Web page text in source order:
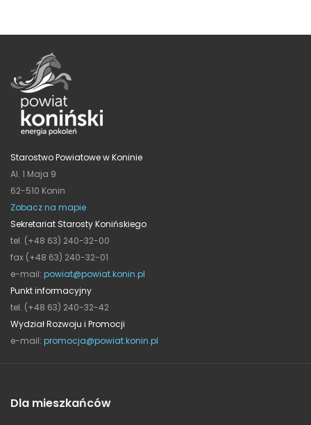
Starostwo Powiatowe w Koninie
Al. 1 Maja 9
62-510 Konin
Zobacz na mapie
Sekretariat Starosty Konińskiego
tel. (+48 63) 240-32-00
fax (+48 63) 240-32-01
e-mail: powiat@powiat.konin.pl
Punkt informacyjny
tel. (+48 63) 240-32-42
Wydział Rozwoju i Promocji
e-mail: promocja@powiat.konin.pl
Dla mieszkańców